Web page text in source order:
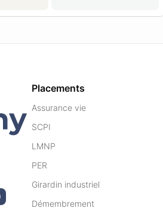
Placements
Assurance vie
SCPI
LMNP
PER
Girardin industriel
Démembrement